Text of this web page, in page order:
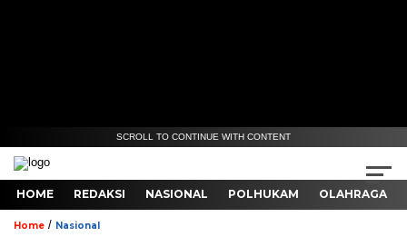
SCROLL TO CONTINUE WITH CONTENT
HOME REDAKSI NASIONAL POLHUKAM OLAHRAGA
Home / Nasional